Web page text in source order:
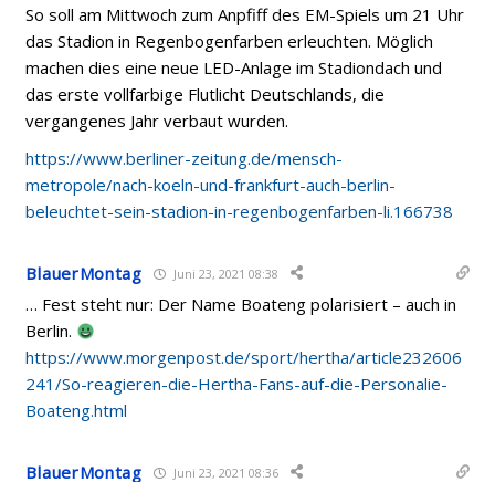
So soll am Mittwoch zum Anpfiff des EM-Spiels um 21 Uhr
das Stadion in Regenbogenfarben erleuchten. Möglich
machen dies eine neue LED-Anlage im Stadiondach und
das erste vollfarbige Flutlicht Deutschlands, die
vergangenes Jahr verbaut wurden.
https://www.berliner-zeitung.de/mensch-
metropole/nach-koeln-und-frankfurt-auch-berlin-
beleuchtet-sein-stadion-in-regenbogenfarben-li.166738
BlauerMontag Juni 23, 2021 08:38
… Fest steht nur: Der Name Boateng polarisiert – auch in
Berlin.
https://www.morgenpost.de/sport/hertha/article232606
241/So-reagieren-die-Hertha-Fans-auf-die-Personalie-
Boateng.html
BlauerMontag Juni 23, 2021 08:36